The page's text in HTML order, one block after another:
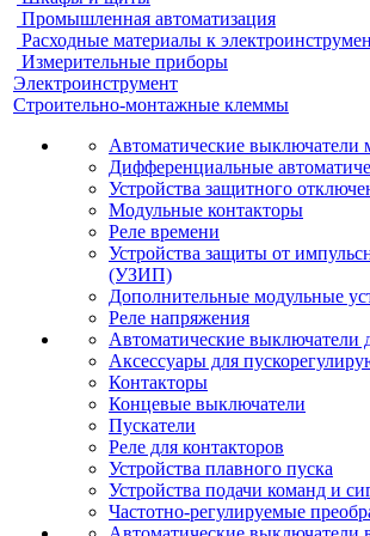
Промышленная автоматизация
Расходные материалы к
Измерительные приборы
Электроинструмент
Строительно-монтажные клеммы
Автоматические выключатели
Дифференциальные
Устройства защитного
Модульные контакторы
Реле времени
Устройства защиты от
(УЗИП)
Дополнительные модульные
Реле напряжения
Автоматические выключатели
Аксессуары для
Контакторы
Концевые выключатели
Пускатели
Реле для контакторов
Устройства плавного пуска
Устройства подачи команд и
Частотно-регулируемые